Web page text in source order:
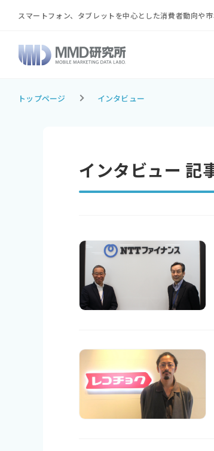
スマートフォン、タブレットを中心とした消費者動向や
トップページ インタビュー
インタビュー 記